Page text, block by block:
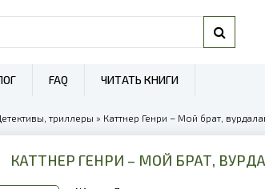
FAQ ЧИТАТЬ КНИГИ
триллеры » Каттнер Генри – Мой брат,
КАТТНЕР ГЕНРИ – МОЙ БРАТ,